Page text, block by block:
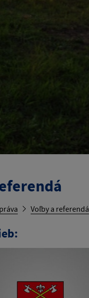
Voľby a referendá